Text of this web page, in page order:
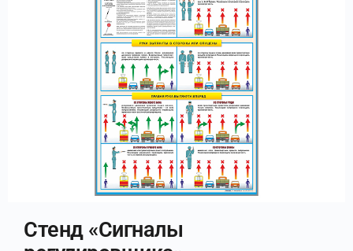
Стенд «Сигналы